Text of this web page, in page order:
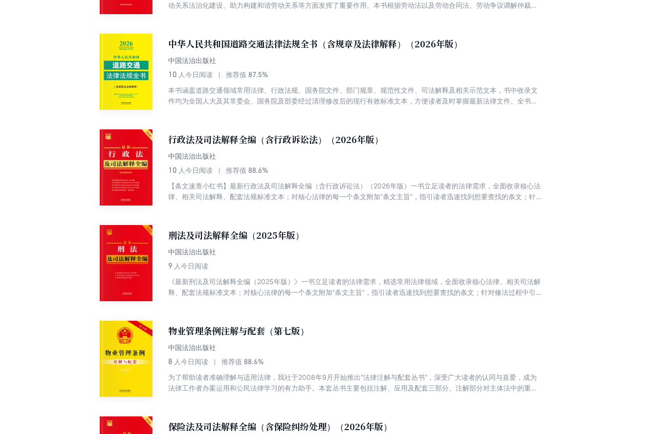
动关系法治化建设、助力构建和谐劳动关系等方面发挥了重要作用。本书根据劳动法以及劳动合同法、劳动争议调解仲裁
点法律问题，轻松、快速学习的劳动者权益保障相关法律知识。此外，本书还收录了一些劳动者权益保护、劳动人事争议方
面的典型案例，帮助广大读者通过案例进一步学习、了解法律知识。
中华人民共和国道路交通法律法规全书（含规章及法律解释）（2026年版）
中国法治出版社
10 人今日阅读 推荐值 87.5%
本书涵盖道路交通领域常用法律、行政法规、国务院文件、部门规章、规范性文件、司法解释及相关示范文本，书中收录文
件均为全国人大及其常委会、国务院及部委经过清理修改后的现行有效标准文本，方便读者及时掌握最新法律文件。全书法
行政法及司法解释全编（含行政诉讼法）（2026年版）
中国法治出版社
10 人今日阅读 推荐值 88.6%
【条文速查小红书】最新行政法及司法解释全编（含行政诉讼法）（2026年版）一书立足读者的法律需求，全面收录核心法
律、相关司法解释、配套法规标准文本；对核心法律的每一个条文附加“条文主旨”，指引读者迅速找到想要查找的条文；针
刑法及司法解释全编（2025年版）
中国法治出版社
9 人今日阅读
《最新刑法及司法解释全编（2025年版）》一书立足读者的法律需求，精选常用法律领域，全面收录核心法律、相关司法解
释、配套法规标准文本；对核心法律的每一个条文附加“条文主旨”，指引读者迅速找到想要查找的条文；针对修法过程中引
物业管理条例注解与配套（第七版）
中国法治出版社
8 人今日阅读 推荐值 88.6%
为了帮助读者准确理解与适用法律，我社于2008年9月开始推出“法律注解与配套丛书”，深受广大读者的认同与喜爱，成为
法律工作者办案运用和公民法律学习的有力助手。本套丛书主要包括注解、应用及配套三部分。注解部分对主体法中的重点
保险法及司法解释全编（含保险纠纷处理）（2026年版）